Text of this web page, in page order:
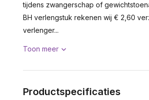
tijdens zwangerschap of
BH verlengstuk rekenen wij € 2,60
verlenger...
Toon meer
Productspecificaties